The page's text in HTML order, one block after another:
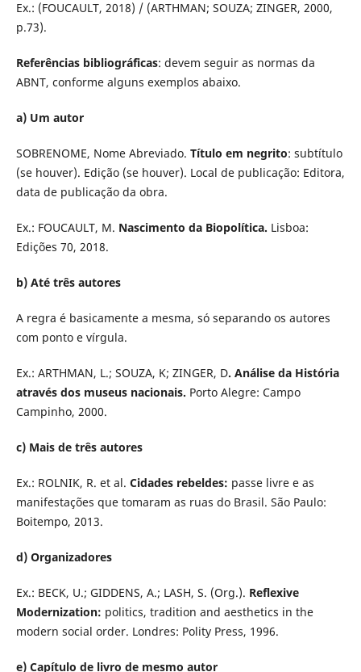
Ex.: (FOUCAULT, 2018) / (ARTHMAN; SOUZA; ZINGER, 2000,
p.73).
Referências bibliográficas: devem seguir as normas da
ABNT, conforme alguns exemplos abaixo.
a) Um autor
SOBRENOME, Nome Abreviado. Título em negrito: subtítulo
(se houver). Edição (se houver). Local de publicação: Editora,
data de publicação da obra.
Ex.: FOUCAULT, M. Nascimento da Biopolítica. Lisboa:
Edições 70, 2018.
b) Até três autores
A regra é basicamente a mesma, só separando os autores
com ponto e vírgula.
Ex.: ARTHMAN, L.; SOUZA, K; ZINGER, D. Análise da História
através dos museus nacionais. Porto Alegre: Campo
Campinho, 2000.
c) Mais de três autores
Ex.: ROLNIK, R. et al. Cidades rebeldes: passe livre e as
manifestações que tomaram as ruas do Brasil. São Paulo:
Boitempo, 2013.
d) Organizadores
Ex.: BECK, U.; GIDDENS, A.; LASH, S. (Org.). Reflexive
Modernization: politics, tradition and aesthetics in the
modern social order. Londres: Polity Press, 1996.
e) Capítulo de livro de mesmo autor